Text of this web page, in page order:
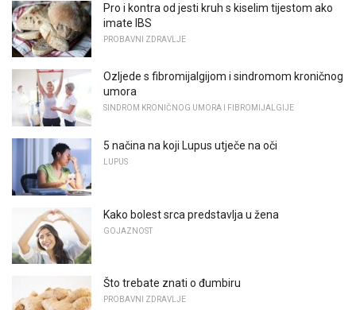
Pro i kontra od jesti kruh s kiselim tijestom ako
imate IBS
PROBAVNI ZDRAVLJE
Ozljede s fibromijalgijom i sindromom kroničnog
umora
SINDROM KRONIČNOG UMORA I FIBROMIJALGIJE
5 načina na koji Lupus utječe na oči
LUPUS
Kako bolest srca predstavlja u žena
GOJAZNOST
Što trebate znati o đumbiru
PROBAVNI ZDRAVLJE